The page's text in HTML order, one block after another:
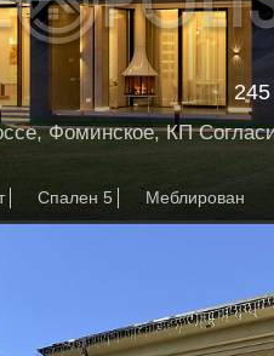
Фоминское, КП
Спален 5 Меблирован